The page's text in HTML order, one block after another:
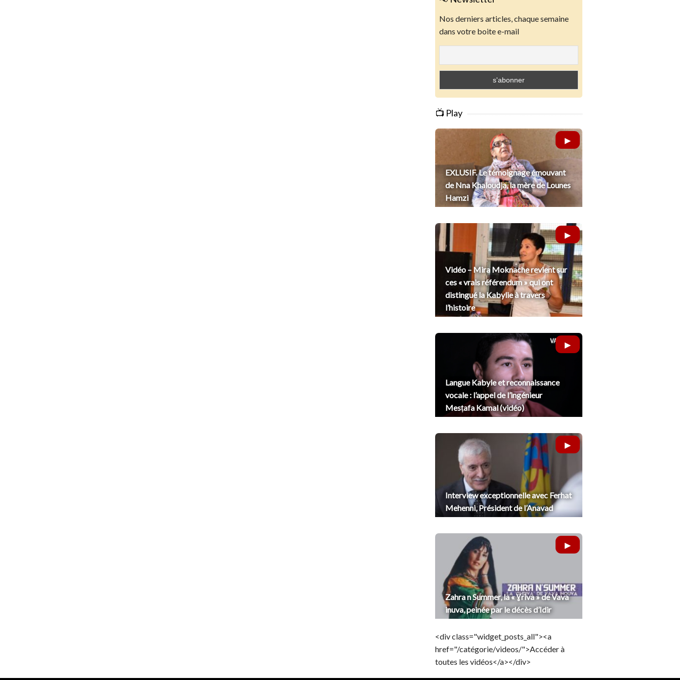
Nos derniers articles, chaque semaine
dans votre boite e-mail
📺 Play
EXLUSIF. Le témoignage émouvant
de Nna Khaloudja, la mère de Lounes
Hamzi
Vidéo – Mira Moknache revient sur
ces « vrais référendum » qui ont
distingué la Kabylie à travers
l’histoire
Langue Kabyle et reconnaissance
vocale : l’appel de l’ingénieur
Mesṭafa Kamal (vidéo)
Interview exceptionnelle avec Ferhat
Mehenni, Président de l’Anavad
Zahra n Summer, la « Ɣriva » de Vava
inuva, peinée par le décès d’Idir
<div class="widget_posts_all"><a
href="/catégorie/videos/">Accéder à
toutes les vidéos</a></div>